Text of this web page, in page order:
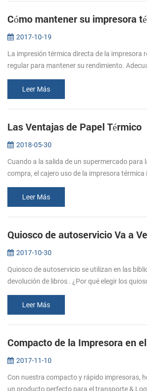
Cómo mantener su impresora
2017-10-19
La impresión térmica directa de la impresora
regular para mantener su rendimiento.
imprimir si...
Leer Más
Las Ventajas de Papel Térmico
2018-05-30
Cuando a la salida de un supermercado para
compra, el cajero uso de la impresora térmica
Este...Leer Más
2017-10-30
Quiosco de autoservicio se utilizan en las
devolución de libros . ¿Por qué elegir los
Leer Más
2017-11-10
Con nuestra compacto y rápido impresoras,
un producto perfecto para el transporte &